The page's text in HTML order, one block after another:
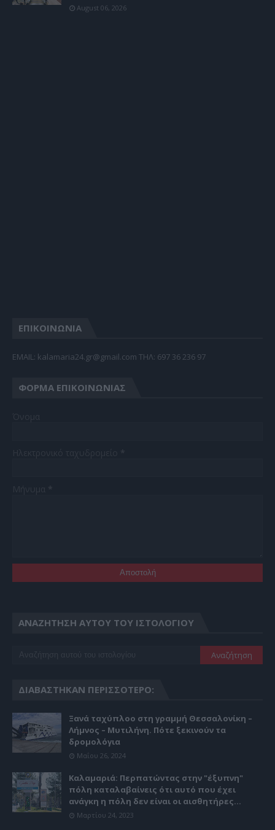
August 06, 2026
ΕΠΙΚΟΙΝΩΝΙΑ
EMAIL: kalamaria24.gr@gmail.com TΗΛ: 697 36 236 97
ΦΌΡΜΑ ΕΠΙΚΟΙΝΩΝΊΑΣ
ΑΝΑΖΉΤΗΣΗ ΑΥΤΟΎ ΤΟΥ ΙΣΤΟΛΟΓΊΟΥ
ΔΙΑΒΆΣΤΗΚΑΝ ΠΕΡΙΣΣΌΤΕΡΟ:
Ξανά ταχύπλοο στη γραμμή Θεσσαλονίκη –
Λήμνος – Μυτιλήνη. Πότε ξεκινούν τα
δρομολόγια
Μαΐου 26, 2024
Καλαμαριά: Περπατώντας στην "έξυπνη"
πόλη καταλαβαίνεις ότι αυτό που έχει
ανάγκη η πόλη δεν είναι οι αισθητήρες...
Μαρτίου 24, 2023